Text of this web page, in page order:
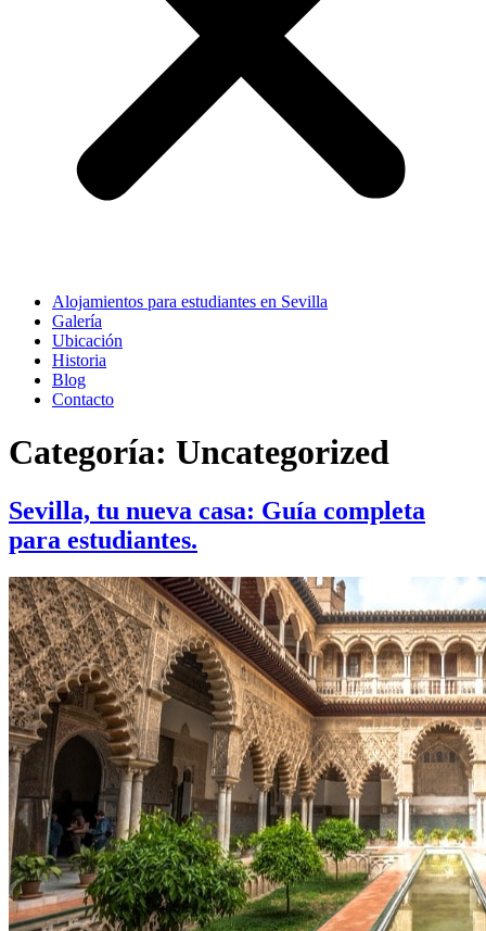
Alojamientos para estudiantes en Sevilla
Galería
Ubicación
Historia
Blog
Contacto
Categoría: Uncategorized
Sevilla, tu nueva casa: Guía completa
para estudiantes.